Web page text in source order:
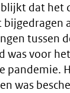
dat het
tussen
was voor
pandemie.
was